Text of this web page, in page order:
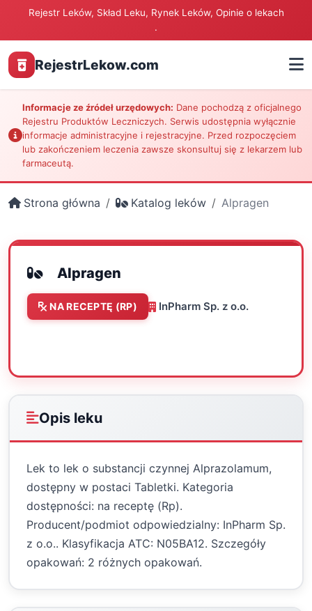
Rejestr Leków, Skład Leku, Rynek Leków, Opinie o lekach
.
RejestrLekow.com
Informacje ze źródeł urzędowych: Dane pochodzą z oficjalnego
Rejestru Produktów Leczniczych. Serwis udostępnia wyłącznie
informacje administracyjne i rejestracyjne. Przed rozpoczęciem
lub zakończeniem leczenia zawsze skonsultuj się z lekarzem lub
farmaceutą.
Strona główna Katalog leków Alpragen
Alpragen
NA RECEPTĘ (RP) InPharm Sp. z o.o.
Opis leku
Lek to lek o substancji czynnej Alprazolamum,
dostępny w postaci Tabletki. Kategoria
dostępności: na receptę (Rp).
Producent/podmiot odpowiedzialny: InPharm Sp.
z o.o.. Klasyfikacja ATC: N05BA12. Szczegóły
opakowań: 2 różnych opakowań.